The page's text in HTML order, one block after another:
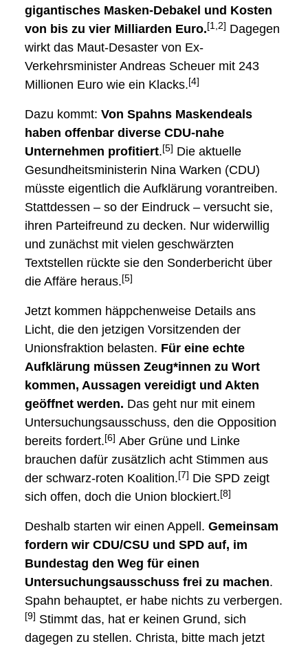
gigantisches Masken-Debakel und Kosten
von bis zu vier Milliarden Euro.[1,2] Dagegen
wirkt das Maut-Desaster von Ex-
Verkehrsminister Andreas Scheuer mit 243
Millionen Euro wie ein Klacks.[4]
Dazu kommt: Von Spahns Maskendeals
haben offenbar diverse CDU-nahe
Unternehmen profitiert.[5] Die aktuelle
Gesundheitsministerin Nina Warken (CDU)
müsste eigentlich die Aufklärung vorantreiben.
Stattdessen – so der Eindruck – versucht sie,
ihren Parteifreund zu decken. Nur widerwillig
und zunächst mit vielen geschwärzten
Textstellen rückte sie den Sonderbericht über
die Affäre heraus.[5]
Jetzt kommen häppchenweise Details ans
Licht, die den jetzigen Vorsitzenden der
Unionsfraktion belasten. Für eine echte
Aufklärung müssen Zeug*innen zu Wort
kommen, Aussagen vereidigt und Akten
geöffnet werden. Das geht nur mit einem
Untersuchungsausschuss, den die Opposition
bereits fordert.[6] Aber Grüne und Linke
brauchen dafür zusätzlich acht Stimmen aus
der schwarz-roten Koalition.[7] Die SPD zeigt
sich offen, doch die Union blockiert.[8]
Deshalb starten wir einen Appell. Gemeinsam
fordern wir CDU/CSU und SPD auf, im
Bundestag den Weg für einen
Untersuchungsausschuss frei zu machen.
Spahn behauptet, er habe nichts zu verbergen.
[9] Stimmt das, hat er keinen Grund, sich
dagegen zu stellen. Christa, bitte mach jetzt